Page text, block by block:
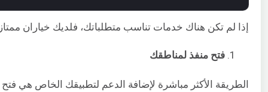
إذا لم تكن هناك خدمات تناسب متطلباتك، فلديك خياران
فتح منفذ لمناطقك